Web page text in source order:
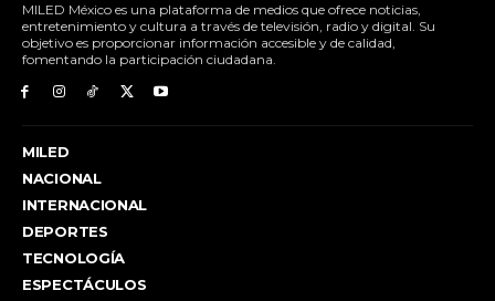
MILED México es una plataforma de medios que ofrece noticias,
entretenimiento y cultura a través de televisión, radio y digital. Su
objetivo es proporcionar información accesible y de calidad,
fomentando la participación ciudadana.
MILED
NACIONAL
INTERNACIONAL
DEPORTES
TECNOLOGÍA
ESPECTÁCULOS